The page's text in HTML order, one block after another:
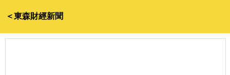
＜東森財經新聞